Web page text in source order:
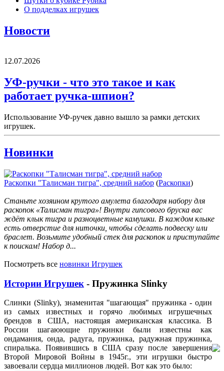
О подделках игрушек
Новости
12.07.2026
УФ-ручки - что это такое и как
работает ручка-шпион?
Использование УФ-ручек давно вышло за рамки детских
игрушек.
Новинки
Раскопки "Талисман тигра", средний набор (Раскопки)
Станьте хозяином крутого амулета благодаря набору для
раскопок «Талисман тигра»! Внутри гипсового бруска вас
ждёт клык тигра и разноцветные камушки. В каждом клыке
есть отверстие для ниточки, чтобы сделать подвеску или
браслет. Возьмите удобный стек для раскопок и приступайте
к поискам! Набор д...
Посмотреть все новинки Игрушек
Истории Игрушек - Пружинка Slinky
Слинки (Slinky), знаменитая "шагающая" пружинка - один
из самых известных и горячо любимых игрушечных
брендов в США, настоящая американская классика. В
России шагаюющие пружинки были известны как
ондамания, онда, радуга, пружинка, радужная пружинка,
спиралька. Появившись в США сразу после завершения
Второй Мировой Войны в 1945г., эти игрушки быстро
завоевали сердца миллионов людей. Вот как это было: